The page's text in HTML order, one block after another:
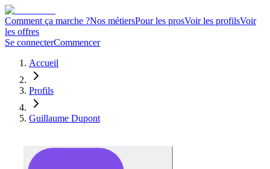
Comment ça marche ?Nos métiersPour les prosVoir les profilsVoir
les offres
Se connecterCommencer
Accueil
Profils
Guillaume Dupont